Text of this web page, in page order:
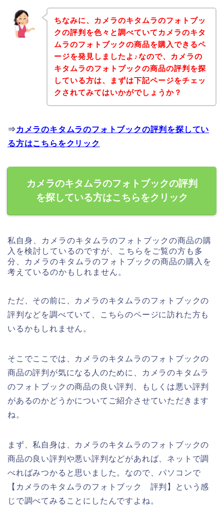
ちなみに、カメラのキタムラのフォトブッ
クの評判を色々と調べていてカメラのキタ
ムラのフォトブックの商品を購入できるペ
ージを発見しましたよ♪なので、カメラの
キタムラのフォトブックの商品の評判を探
している方は、まずは下記ページをチェッ
クされてみてはいかがでしょうか？
⇒ カメラのキタムラのフォトブックの評判を探してい
る方はこちらをクリック
カメラのキタムラのフォトブックの評判
を探している方はこちらをクリック
私自身、カメラのキタムラのフォトブックの商品の購
入を検討しているのですが、こちらをご覧の方も多
分、カメラのキタムラのフォトブックの商品の購入を
考えているのかもしれません。
ただ、その前に、カメラのキタムラのフォトブックの
評判などを調べていて、こちらのページに訪れた方も
いるかもしれません。
そこでここでは、カメラのキタムラのフォトブックの
商品の評判が気になる人のために、カメラのキタムラ
のフォトブックの商品の良い評判、もしくは悪い評判
があるのかどうかについてご紹介させていただきます
ね。
まず、私自身は、カメラのキタムラのフォトブックの
商品の良い評判や悪い評判などがあれば、ネットで調
べればみつかると思いました。なので、パソコンで
【カメラのキタムラのフォトブック 評判】という感
じで調べてみることにしたんですよね。